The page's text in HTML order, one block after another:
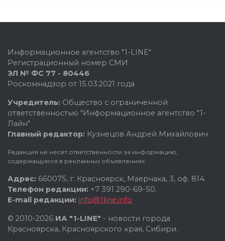
Информационное агентство "1-LINE"
Регистрационный номер СМИ
ЭЛ № ФС 77 - 80446
Роскомнадзор от 15.03.2021 года
Учредитель: Общество с ограниченной
ответственностью "Информационное агентство "1-
Лайн"
Главный редактор: Кузнецов Андрей Михайлович
Редакция не несет ответственности за информацию,
содержащуюся в рекламных объявлениях.
Адрес: 660075, г. Красноярск, Маерчака, 3, оф. 814.
Телефон редакции: +7 391 290-69-50.
E-mail редакции: info@1line.info
© 2010-2026 ИА "1-LINE" - новости города
Красноярска, Красноярского края, Сибири.